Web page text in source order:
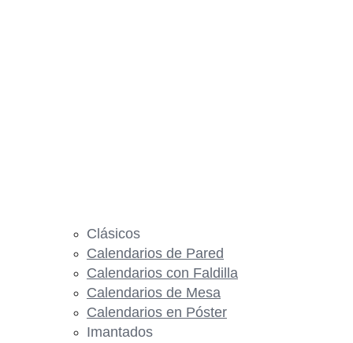
Clásicos
Calendarios de Pared
Calendarios con Faldilla
Calendarios de Mesa
Calendarios en Póster
Imantados